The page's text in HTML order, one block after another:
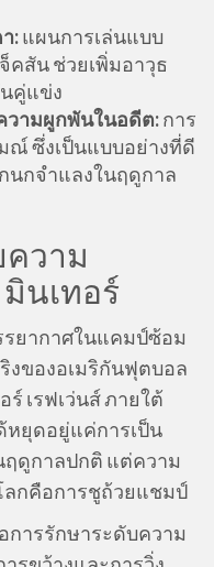
:แผนการเล่นแบบ
สัน ช่วยเพิ่มอาวุธ
คู่แข่ง
วามผูกพันในอดีต:การ
ณ์ ซึ่งเป็นแบบอย่างที่ดี
นกจำแลงในฤดูกาล
วาม
นเทอร์
ยากาศในแคมป์ซ้อม
ของอเมริกันฟุตบอล
เรฟเว่นส์ ภายใต้
หยุดอยู่แค่การเป็น
ดูกาลปกติ แต่ความ
กคือการชูถ้วยแชมป์
ารรักษาระดับความ